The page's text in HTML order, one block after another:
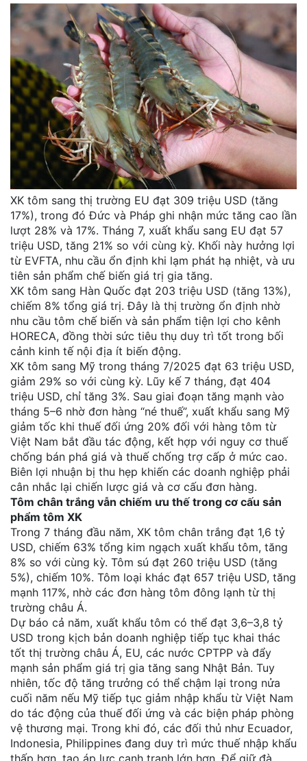
XK tôm sang thị trường EU đạt 309 triệu USD (tăng
17%), trong đó Đức và Pháp ghi nhận mức tăng cao lần
lượt 28% và 17%. Tháng 7, xuất khẩu sang EU đạt 57
triệu USD, tăng 21% so với cùng kỳ. Khối này hưởng lợi
từ EVFTA, nhu cầu ổn định khi lạm phát hạ nhiệt, và ưu
tiên sản phẩm chế biến giá trị gia tăng.
XK tôm sang Hàn Quốc đạt 203 triệu USD (tăng 13%),
chiếm 8% tổng giá trị. Đây là thị trường ổn định nhờ
nhu cầu tôm chế biến và sản phẩm tiện lợi cho kênh
HORECA, đồng thời sức tiêu thụ duy trì tốt trong bối
cảnh kinh tế nội địa ít biến động.
XK tôm sang Mỹ trong tháng 7/2025 đạt 63 triệu USD,
giảm 29% so với cùng kỳ. Lũy kế 7 tháng, đạt 404
triệu USD, chỉ tăng 3%. Sau giai đoạn tăng mạnh vào
tháng 5–6 nhờ đơn hàng “né thuế”, xuất khẩu sang Mỹ
giảm tốc khi thuế đối ứng 20% đối với hàng tôm từ
Việt Nam bắt đầu tác động, kết hợp với nguy cơ thuế
chống bán phá giá và thuế chống trợ cấp ở mức cao.
Biên lợi nhuận bị thu hẹp khiến các doanh nghiệp phải
cân nhắc lại chiến lược giá và cơ cấu đơn hàng.
Tôm chân trắng vẫn chiếm ưu thế trong cơ cấu sản
phẩm tôm XK
Trong 7 tháng đầu năm, XK tôm chân trắng đạt 1,6 tỷ
USD, chiếm 63% tổng kim ngạch xuất khẩu tôm, tăng
8% so với cùng kỳ. Tôm sú đạt 260 triệu USD (tăng
5%), chiếm 10%. Tôm loại khác đạt 657 triệu USD, tăng
mạnh 117%, nhờ các đơn hàng tôm đông lạnh từ thị
trường châu Á.
Dự báo cả năm, xuất khẩu tôm có thể đạt 3,6–3,8 tỷ
USD trong kịch bản doanh nghiệp tiếp tục khai thác
tốt thị trường châu Á, EU, các nước CPTPP và đẩy
mạnh sản phẩm giá trị gia tăng sang Nhật Bản. Tuy
nhiên, tốc độ tăng trưởng có thể chậm lại trong nửa
cuối năm nếu Mỹ tiếp tục giảm nhập khẩu từ Việt Nam
do tác động của thuế đối ứng và các biện pháp phòng
vệ thương mại. Trong khi đó, các đối thủ như Ecuador,
Indonesia, Philippines đang duy trì mức thuế nhập khẩu
thấp hơn, tạo áp lực cạnh tranh lớn hơn. Để giữ đà